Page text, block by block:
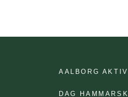
AALBORG AKTIV
DAG